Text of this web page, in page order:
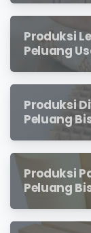
Produksi
Peluang
yang
Produksi
Peluang
Produksi
Peluang